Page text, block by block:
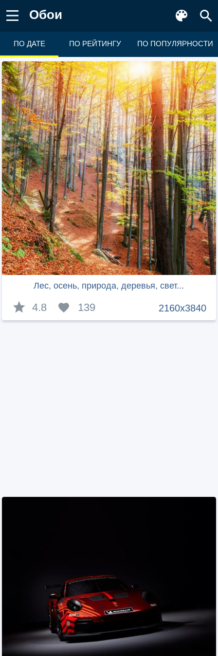
Обои
ПО ДАТЕ ПО РЕЙТИНГУ ПО ПОПУЛЯРНОСТИ
Лес, осень, природа, деревья, свет...
2160x3840
4.8 139